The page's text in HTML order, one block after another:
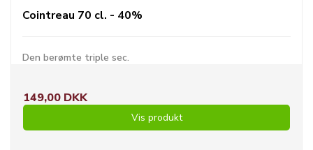
Cointreau 70 cl. - 40%
Den berømte triple sec.
149,00 DKK
Vis produkt